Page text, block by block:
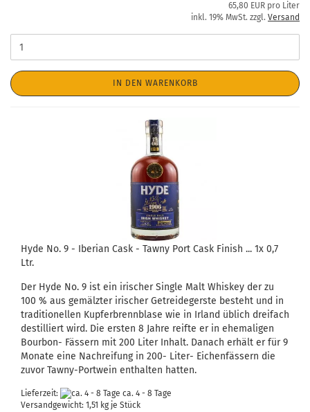
65,80 EUR pro Liter
inkl. 19% MwSt. zzgl. Versand
IN DEN WARENKORB
Hyde No. 9 - Iberian Cask - Tawny Port Cask Finish ... 1x 0,7
Ltr.
Der Hyde No. 9 ist ein irischer Single Malt Whiskey der zu
100 % aus gemälzter irischer Getreidegerste besteht und in
traditionellen Kupferbrennblase wie in Irland üblich dreifach
destilliert wird. Die ersten 8 Jahre reifte er in ehemaligen
Bourbon- Fässern mit 200 Liter Inhalt. Danach erhält er für 9
Monate eine Nachreifung in 200- Liter- Eichenfässern die
zuvor Tawny-Portwein enthalten hatten.
Lieferzeit:
ca. 4 - 8 Tage
Versandgewicht: 1,51 kg je Stück